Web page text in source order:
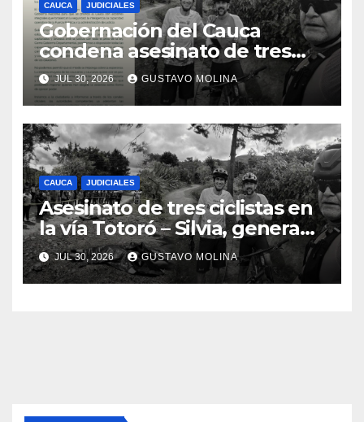
CAUCA JUDICIALES
Gobernación del Cauca
condena asesinato de tres
ciudadanos y exige medidas
urgentes al Gobierno
Nacional
JUL 30, 2026 GUSTAVO MOLINA
CAUCA JUDICIALES
Asesinato de tres ciclistas en
la vía Totoró – Silvia, genera
consternación en el Cauca
JUL 30, 2026 GUSTAVO MOLINA